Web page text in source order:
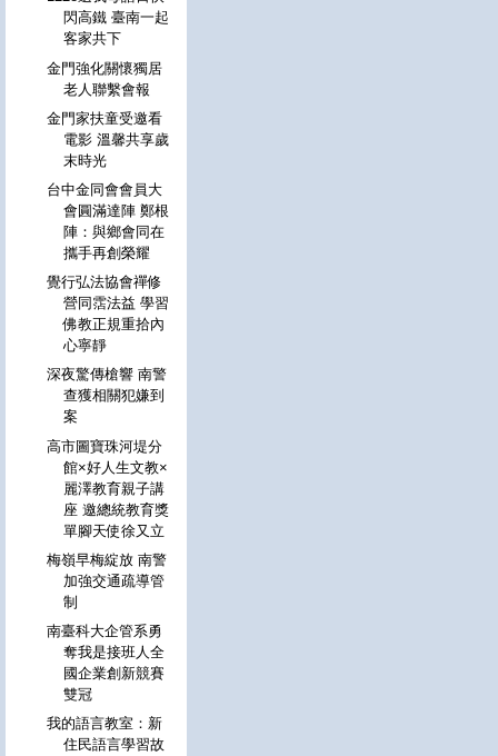
閃高鐵 臺南一起
客家共下
金門強化關懷獨居
老人聯繫會報
金門家扶童受邀看
電影 溫馨共享歲
末時光
台中金同會會員大
會圓滿達陣 鄭根
陣：與鄉會同在
攜手再創榮耀
覺行弘法協會禪修
營同霑法益 學習
佛教正規重拾內
心寧靜
深夜驚傳槍響 南警
查獲相關犯嫌到
案
高市圖寶珠河堤分
館×好人生文教×
麗澤教育親子講
座 邀總統教育獎
單腳天使徐又立
梅嶺早梅綻放 南警
加強交通疏導管
制
南臺科大企管系勇
奪我是接班人全
國企業創新競賽
雙冠
我的語言教室：新
住民語言學習故